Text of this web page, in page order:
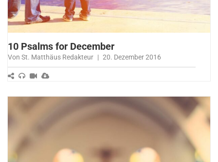
10 Psalms for December
Von St. Matthäus Redakteur | 20. Dezember 2016